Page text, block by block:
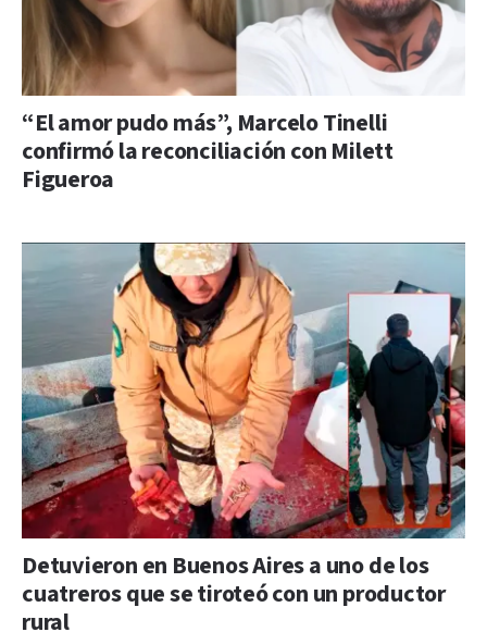
“El amor pudo más”, Marcelo Tinelli
confirmó la reconciliación con Milett
Figueroa
Detuvieron en Buenos Aires a uno de los
cuatreros que se tiroteó con un productor
rural